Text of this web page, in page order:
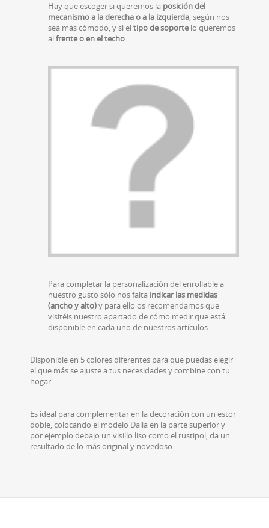
Hay que escoger si queremos la posición del
mecanismo a la derecha o a la izquierda, según nos
sea más cómodo, y si el tipo de soporte lo queremos
al frente o en el techo.
Para completar la personalización del enrollable a
nuestro gusto sólo nos falta indicar las medidas
(ancho y alto)y para ello os recomendamos que
visitéis nuestro apartado de cómo medir que está
disponible en cada uno de nuestros artículos.
Disponible en 5 colores diferentes para que puedas elegir
el que más se ajuste a tus necesidades y combine con tu
hogar.
Es ideal para complementar en la decoración con un estor
doble, colocando el modelo Dalia en la parte superior y
por ejemplo debajo un visillo liso como el rustipol, da un
resultado de lo más original y novedoso.